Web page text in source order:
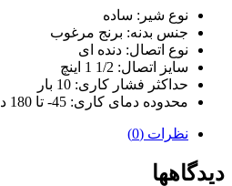
نوع شیر: ساده
جنس بدنه: برنج مرغوب
نوع اتصال: دنده ای
سایز اتصال: 1/2 1 اینچ
حداکثر فشار کاری: 10 بار
محدوده دمای کاری: 45- تا 180 درجه سانتی گراد
نظرات (0)
دیدگاهها